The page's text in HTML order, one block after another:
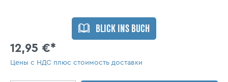
BLICK INS BUCH
12,95 €*
Цены с НДС плюс стоимость доставки